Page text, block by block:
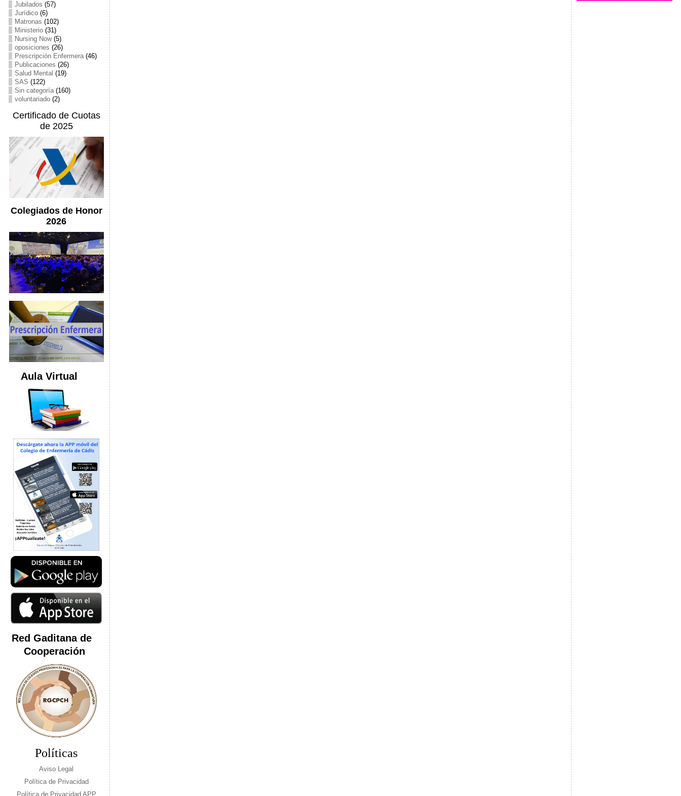
Jubilados (57)
Jurídico(6)
Matronas (102)
Ministerio(31)
Nursing Now(5)
oposiciones (26)
Prescripción Enfermera(46)
Publicaciones (26)
Salud Mental (19)
SAS (122)
Sin categoría(160)
voluntariado(2)
Certificado de Cuotas
de 2025
Colegiados de Honor
2026
Aula Virtual
Red Gaditana de
Cooperación
Políticas
Aviso Legal
Política de Privacidad
Política de Privacidad APP